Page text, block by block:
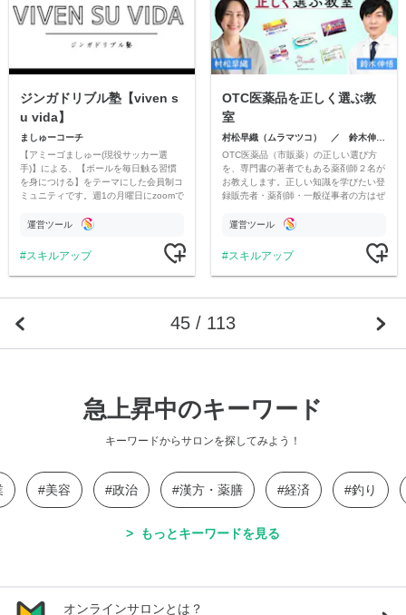
ジンガドリブル塾【viven s
u vida】
ましゅーコーチ
【アミーゴましゅー(現役サッカー選
手)】による、【ボールを毎日触る習慣
を身につける】をテーマにした会員制コ
ミュニティです。週1の月曜日にzoomで
行います。
運営ツール
スキルアップ
OTC医薬品を正しく選ぶ教
室
村松早織（ムラマツコ） ／ 鈴木伸悟（すずしん）
OTC医薬品（市販薬）の正しい選び方
を、専門書の著者でもある薬剤師２名が
お教えします。正しい知識を学びたい登
録販売者・薬剤師・一般従事者の方はぜ
運営ツール
スキルアップ
45 / 113
急上昇中のキーワード
キーワードからサロンを探してみよう！
美容 政治 漢方・薬膳 経済 釣り
もっとキーワードを見る
オンラインサロンとは？